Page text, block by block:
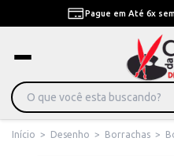
Pague em Até 6x
Início > Desenho > Borrachas >